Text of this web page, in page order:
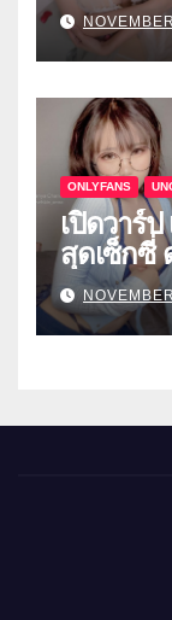
ONLYFANS
เปิดวาร์
สุดเซ็กซี่